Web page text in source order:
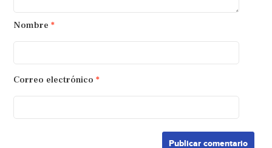
Nombre *
Correo electrónico *